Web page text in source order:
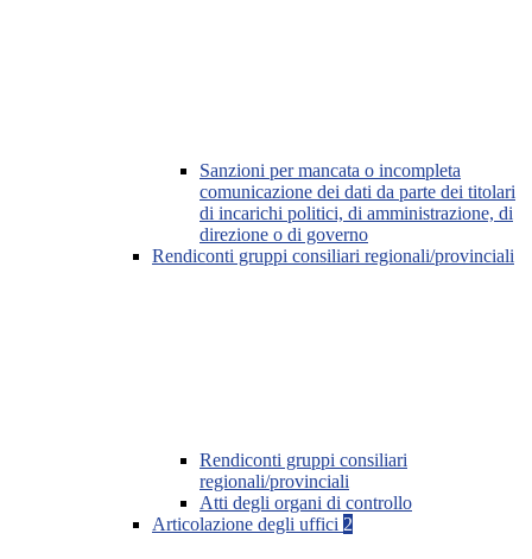
Sanzioni per mancata o incompleta
comunicazione dei dati da parte dei titolari
di incarichi politici, di amministrazione, di
direzione o di governo
Rendiconti gruppi consiliari regionali/provinciali
Rendiconti gruppi consiliari
regionali/provinciali
Atti degli organi di controllo
Articolazione degli uffici 2